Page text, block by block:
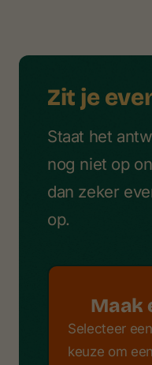
Zit je
Staat het
nog niet op
dan zeker
op.
Maak
Selecteer
keuze om